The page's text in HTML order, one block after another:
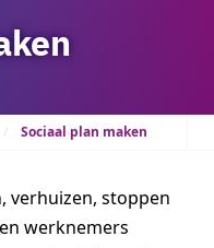
Sociaal plan maken
verhuizen, stoppen
werknemers